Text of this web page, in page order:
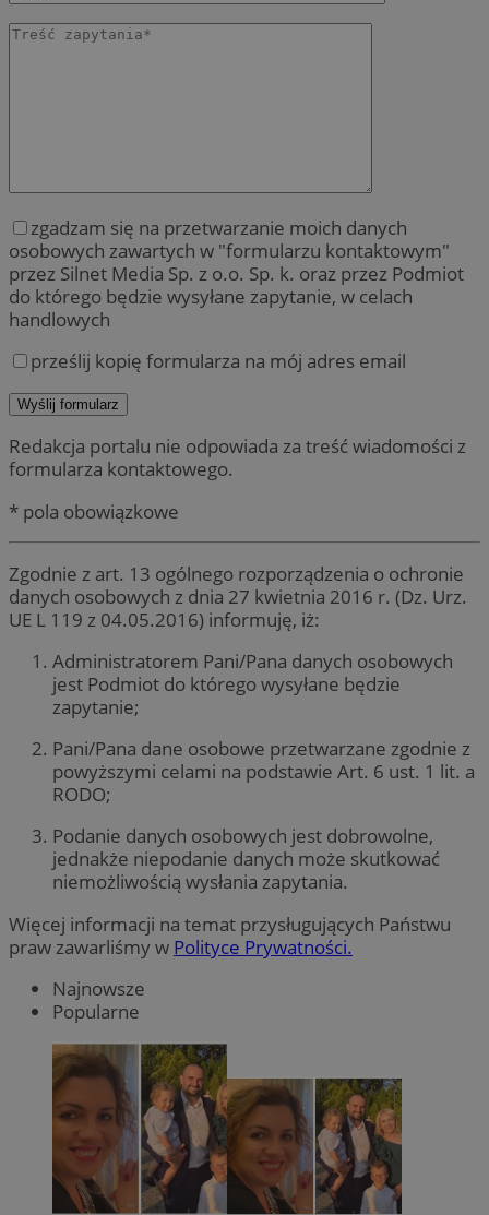
zgadzam się na przetwarzanie moich danych
osobowych zawartych w "formularzu kontaktowym"
przez Silnet Media Sp. z o.o. Sp. k. oraz przez Podmiot
do którego będzie wysyłane zapytanie, w celach
handlowych
prześlij kopię formularza na mój adres email
Redakcja portalu nie odpowiada za treść wiadomości z
formularza kontaktowego.
* pola obowiązkowe
Zgodnie z art. 13 ogólnego rozporządzenia o ochronie
danych osobowych z dnia 27 kwietnia 2016 r. (Dz. Urz.
UE L 119 z 04.05.2016) informuję, iż:
Administratorem Pani/Pana danych osobowych
jest Podmiot do którego wysyłane będzie
zapytanie;
Pani/Pana dane osobowe przetwarzane zgodnie z
powyższymi celami na podstawie Art. 6 ust. 1 lit. a
RODO;
Podanie danych osobowych jest dobrowolne,
jednakże niepodanie danych może skutkować
niemożliwością wysłania zapytania.
Więcej informacji na temat przysługujących Państwu
praw zawarliśmy w Polityce Prywatności.
Najnowsze
Popularne